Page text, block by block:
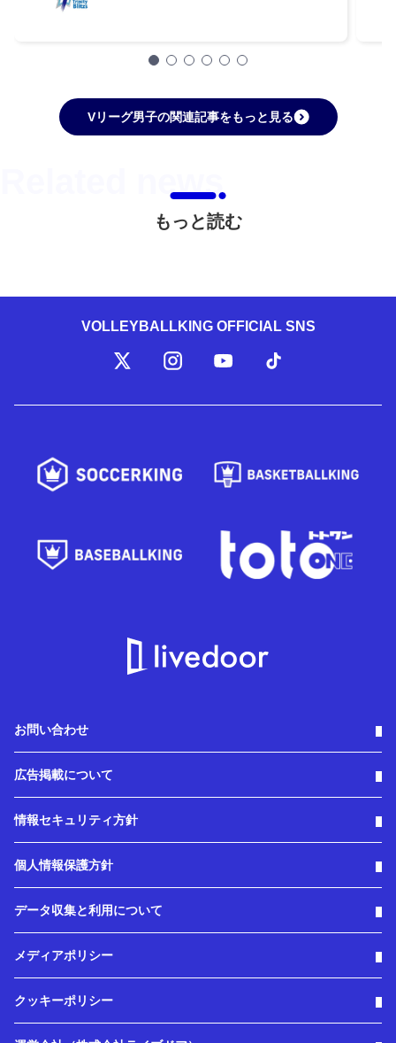
Vリーグ男子の関連記事をもっと見る
もっと読む
VOLLEYBALLKING OFFICIAL SNS
お問い合わせ
広告掲載について
情報セキュリティ方針
個人情報保護方針
データ収集と利用について
メディアポリシー
クッキーポリシー